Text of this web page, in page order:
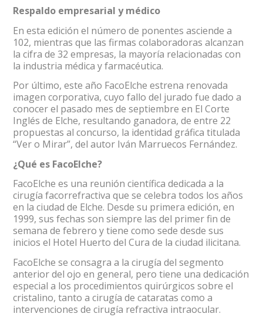
Respaldo empresarial y médico
En esta edición el número de ponentes asciende a
102, mientras que las firmas colaboradoras alcanzan
la cifra de 32 empresas, la mayoría relacionadas con
la industria médica y farmacéutica.
Por último, este año FacoElche estrena renovada
imagen corporativa, cuyo fallo del jurado fue dado a
conocer el pasado mes de septiembre en El Corte
Inglés de Elche, resultando ganadora, de entre 22
propuestas al concurso, la identidad gráfica titulada
“Ver o Mirar”, del autor Iván Marruecos Fernández.
¿Qué es FacoElche?
FacoElche es una reunión científica dedicada a la
cirugía facorrefractiva que se celebra todos los años
en la ciudad de Elche. Desde su primera edición, en
1999, sus fechas son siempre las del primer fin de
semana de febrero y tiene como sede desde sus
inicios el Hotel Huerto del Cura de la ciudad ilicitana.
FacoElche se consagra a la cirugía del segmento
anterior del ojo en general, pero tiene una dedicación
especial a los procedimientos quirúrgicos sobre el
cristalino, tanto a cirugía de cataratas como a
intervenciones de cirugía refractiva intraocular.